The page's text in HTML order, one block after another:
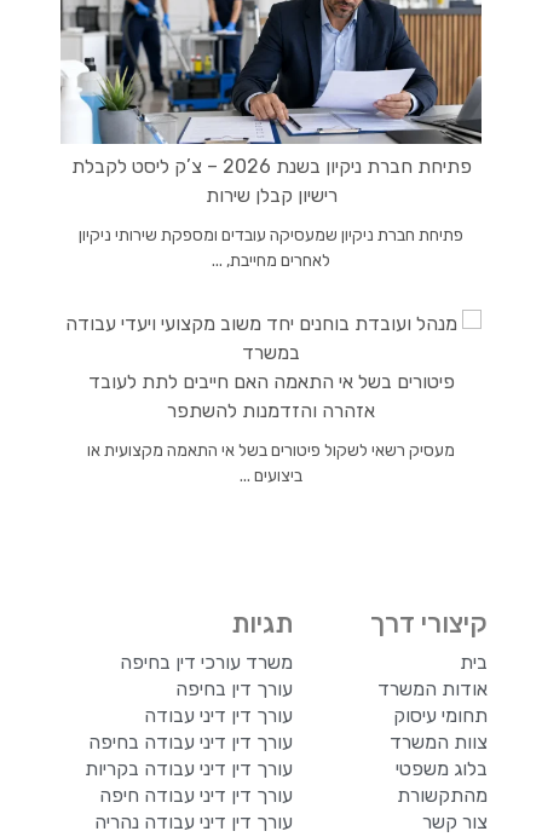
פתיחת חברת ניקיון בשנת 2026 – צ’ק ליסט לקבלת
רישיון קבלן שירות
פתיחת חברת ניקיון שמעסיקה עובדים ומספקת שירותי ניקיון
לאחרים מחייבת, ...
פיטורים בשל אי התאמה האם חייבים לתת לעובד
אזהרה והזדמנות להשתפר
מעסיק רשאי לשקול פיטורים בשל אי התאמה מקצועית או
ביצועים ...
קיצורי דרך
בית
אודות המשרד
תחומי עיסוק
צוות המשרד
בלוג משפטי
מהתקשורת
צור קשר
תגיות
משרד עורכי דין בחיפה
עורך דין בחיפה
עורך דין דיני עבודה
עורך דין דיני עבודה בחיפה
עורך דין דיני עבודה בקריות
עורך דין דיני עבודה חיפה
עורך דין דיני עבודה נהריה